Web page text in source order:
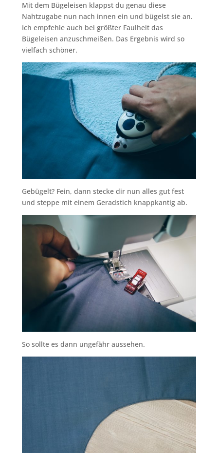
Mit dem Bügeleisen klappst du genau diese
Nahtzugabe nun nach innen ein und bügelst sie an.
Ich empfehle auch bei größter Faulheit das
Bügeleisen anzuschmeißen. Das Ergebnis wird so
vielfach schöner.
Gebügelt? Fein, dann stecke dir nun alles gut fest
und steppe mit einem Geradstich knappkantig ab.
So sollte es dann ungefähr aussehen.